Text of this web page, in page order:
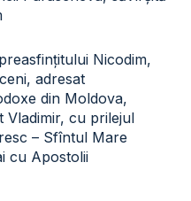
Nicodim,
adresat
din Moldova,
Vladimir, cu prilejul
– Sfîntul Mare
cu Apostolii